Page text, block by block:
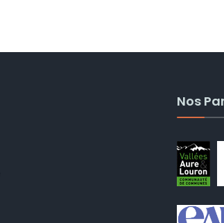
Nos